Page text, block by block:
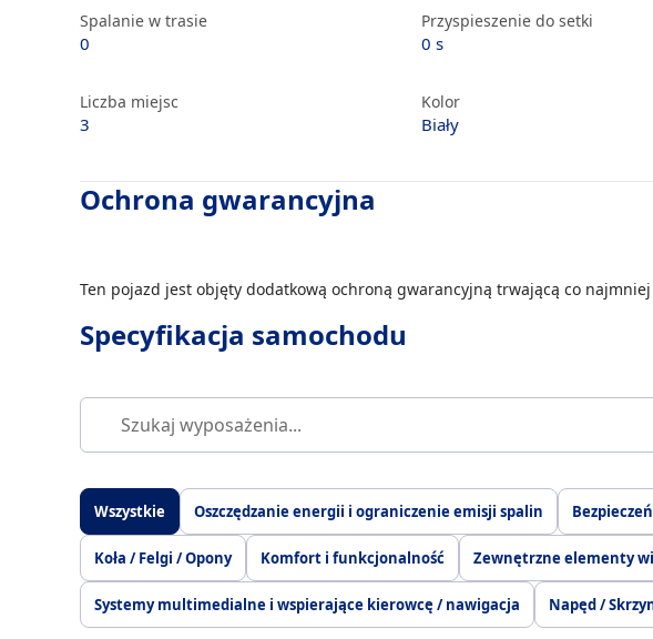
Spalanie w trasie
0
Przyspieszenie do setki
0 s
Liczba miejsc
3
Kolor
Biały
Ochrona gwarancyjna
Ten pojazd jest objęty dodatkową ochroną gwarancyjną trwającą co najmniej
Specyfikacja samochodu
Wszystkie Oszczędzanie energii i ograniczenie emisji spalin
Koła / Felgi / Opony Komfort i funkcjonalność Zewnętrzne elementy
Systemy multimedialne i wspierające kierowcę / nawigacja Napęd /